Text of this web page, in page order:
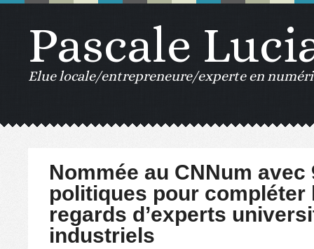
Pascale
Elue locale/entrepreneure/experte en
Nommée au CNNum avec
politiques pour compléter
regards d’experts
industriels